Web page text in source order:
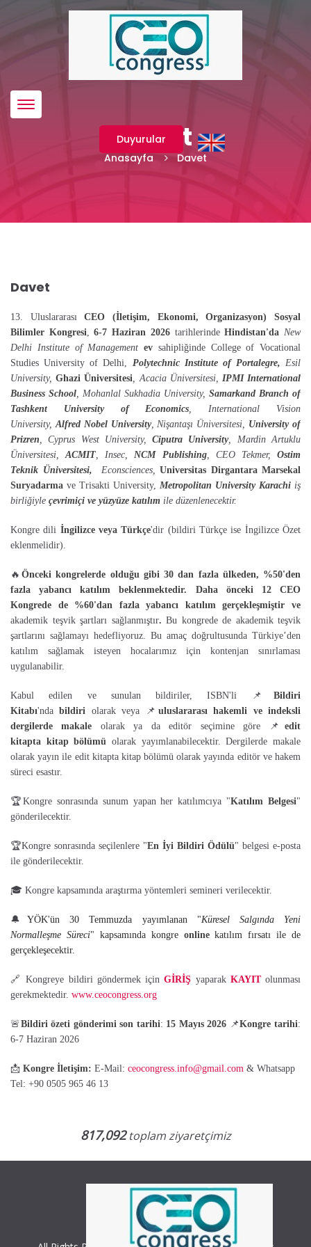
Menü
Duyurular
Davet
Anasayfa Davet
Davet
13. UluslararasıCEO (İletişim, Ekonomi, Organizasyon)Sosyal
Bilimler Kongresi,6-7 Haziran 2026tarihlerindeHindistan'daNew
Delhi Institute of Management ev sahipliğinde College of Vocational
Studies University of Delhi, Polytechnic Institute of Portalegre, Esil
University,Ghazi Üniversitesi, Acacia Üniversitesi, IPMI International
Business School, Mohanlal Sukhadia University, Samarkand Branch of
Tashkent University of Economics, International Vision
University,Alfred Nobel University, Nişantaşı Üniversitesi, University of
Prizren, Cyprus West University,Ciputra University, Mardin Artuklu
Üniversitesi,ACMIT, Insec,NCM Publishing, CEO Tekmer,Ostim
Teknik Üniversitesi,
Econsciences, Universitas Dirgantara Marsekal
Suryadarma ve Trisakti University, Metropolitan University Karachi iş
birliğiyle çevrimiçi ve yüzyüze katılım ile düzenlenecektir.
Kongre dili İngilizce veya Türkçe'dir (bildiri Türkçe ise İngilizce Özet
eklenmelidir).
🔥Önceki kongrelerde olduğu gibi 30 dan fazla ülkeden, %50'den
fazla yabancı katılım beklenmektedir. Daha önceki 12 CEO
Kongrede de %60'dan fazla yabancı katılım gerçekleşmiştir ve
akademik teşvik şartları sağlanmıştır. Bu kongrede de akademik teşvik
şartlarını sağlamayı hedefliyoruz. Bu amaç doğrultusunda Türkiye’den
katılım sağlamak isteyen hocalarımız için kontenjan sınırlaması
uygulanabilir.
Kabul edilen ve sunulan bildiriler, ISBN'li 📌 Bildiri
Kitabı'ndabildiri olarak veya 📌 uluslararası hakemli ve indeksli
dergilerde makale olarak ya da editör seçimine göre 📌edit
kitapta kitap bölümü olarak yayımlanabilecektir. Dergilerde makale
olarak yayın ile edit kitapta kitap bölümü olarak yayında editör ve hakem
süreci esastır.
🏆Kongre sonrasında sunum yapan her katılımcıya "Katılım Belgesi"
gönderilecektir.
🏆Kongre sonrasında seçilenlere "En İyi Bildiri Ödülü" belgesi e-posta
ile gönderilecektir.
🎓 Kongre kapsamında araştırma yöntemleri semineri verilecektir.
🔔YÖK'ün 30 Temmuzda yayımlanan "Küresel Salgında Yeni
Normalleşme Süreci" kapsamında kongre onlinekatılım fırsatı ile de
gerçekleşecektir.
🔗 Kongreye bildiri göndermek içinGİRİŞ yaparak KAYIT olunması
gerekmektedir. www.ceocongress.org
🚨Bildiri özeti gönderimi son tarihi: 15 Mayıs 2026 📌Kongre tarihi:
6-7 Haziran 2026
📩 Kongre İletişim: E-Mail: ceocongress.info@gmail.com & Whatsapp
Tel: +90 0505 965 46 13
817,092toplam ziyaretçimiz